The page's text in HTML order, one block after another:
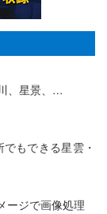
、星景、…
もできる星雲・
ージで画像処理